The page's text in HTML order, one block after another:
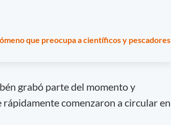
que preocupa a científicos y pescadores
grabó parte del momento y
comenzaron a circular en